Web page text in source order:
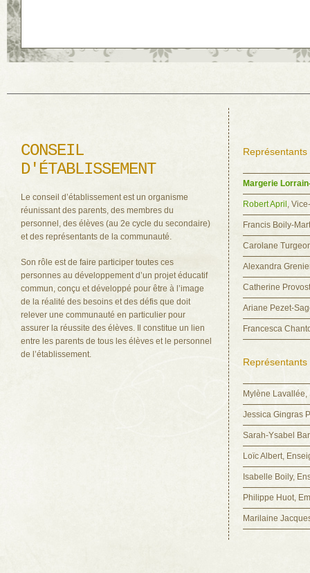
CONSEIL
D'ÉTABLISSEMENT
Le conseil d’établissement est un organisme
réunissant des parents, des membres du
personnel, des élèves (au 2e cycle du secondaire)
et des représentants de la communauté.
Son rôle est de faire participer toutes ces
personnes au développement d’un projet éducatif
commun, conçu et développé pour être à l’image
de la réalité des besoins et des défis que doit
relever une communauté en particulier pour
assurer la réussite des élèves. Il constitue un lien
entre les parents de tous les élèves et le personnel
de l’établissement.
Margerie
Robert April ,
Francis Boily-
Carolane
Alexandra
Catherine
Ariane Pezet-
Francesca
Mylène
Jessica Gingras
Sarah-Ysabel
Loïc Albert,
Isabelle Boily,
Philippe Huot,
Marilaine